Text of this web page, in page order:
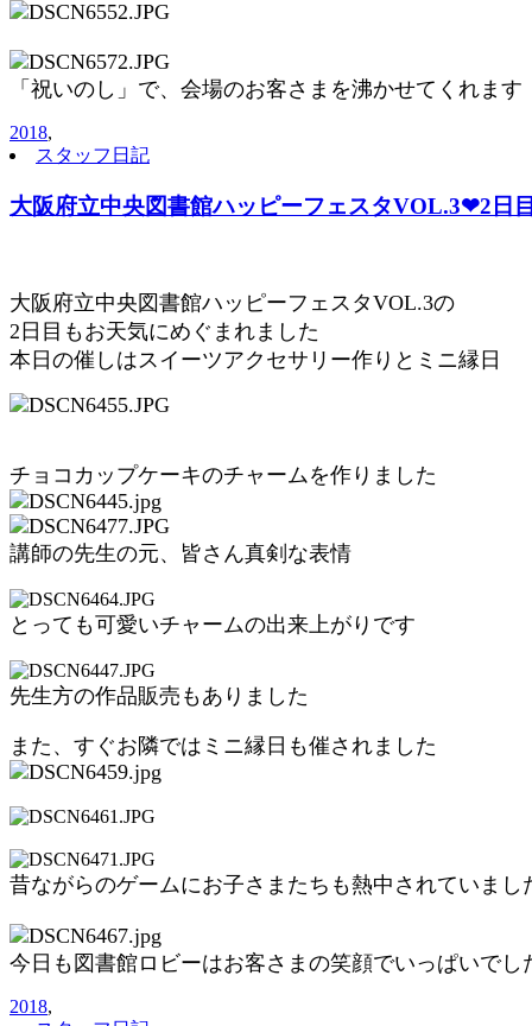
「祝いのし」で、会場のお客さまを沸かせてくれます
2018,
スタッフ日記
大阪府立中央図書館ハッピーフェスタVOL.3❤2日
大阪府立中央図書館ハッピーフェスタVOL.3の
2日目もお天気にめぐまれました
本日の催しはスイーツアクセサリー作りとミニ縁日
チョコカップケーキのチャームを作りました
講師の先生の元、皆さん真剣な表情
とっても可愛いチャームの出来上がりです
先生方の作品販売もありました
また、すぐお隣ではミニ縁日も催されました
昔ながらのゲームにお子さまたちも熱中されていまし
今日も図書館ロビーはお客さまの笑顔でいっぱいでし
2018,